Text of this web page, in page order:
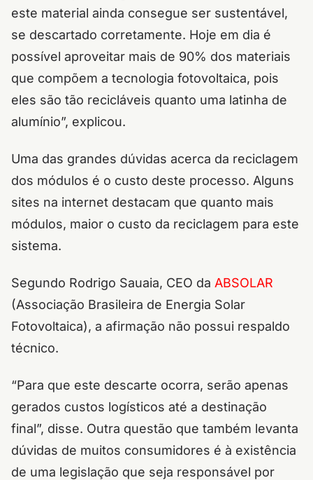
este material ainda consegue ser sustentável,
se descartado corretamente. Hoje em dia é
possível aproveitar mais de 90% dos materiais
que compõem a tecnologia fotovoltaica, pois
eles são tão recicláveis quanto uma latinha de
alumínio”, explicou.
Uma das grandes dúvidas acerca da reciclagem
dos módulos é o custo deste processo. Alguns
sites na internet destacam que quanto mais
módulos, maior o custo da reciclagem para este
sistema.
Segundo Rodrigo Sauaia, CEO da ABSOLAR
(Associação Brasileira de Energia Solar
Fotovoltaica), a afirmação não possui respaldo
técnico.
“Para que este descarte ocorra, serão apenas
gerados custos logísticos até a destinação
final”, disse. Outra questão que também levanta
dúvidas de muitos consumidores é à existência
de uma legislação que seja responsável por